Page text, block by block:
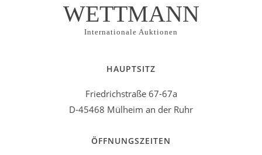
WETTMANN
Internationale Auktionen
HAUPTSITZ
Friedrichstraße 67-67a
D-45468 Mülheim an der Ruhr
ÖFFNUNGSZEITEN